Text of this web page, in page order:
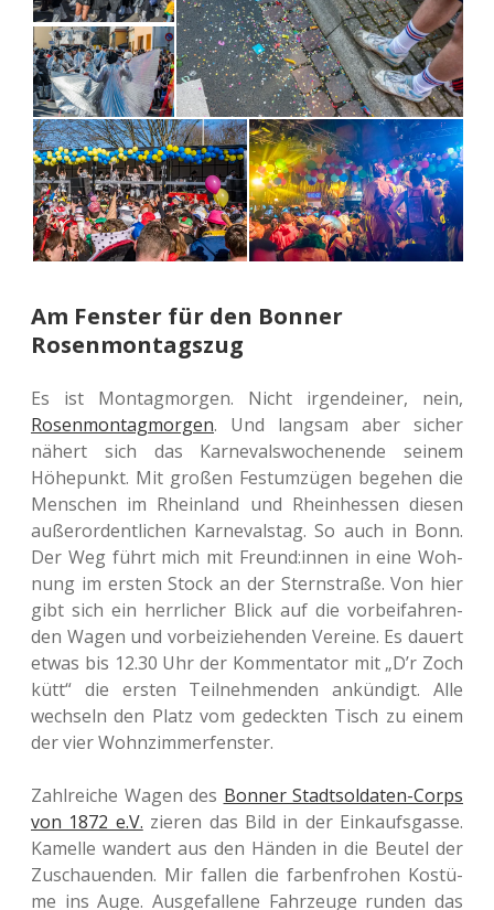
Am Fenster für den Bonner
Rosenmontagszug
Es ist Mon­tag­mor­gen. Nicht irgend­ei­ner, nein,
Rosen­mon­tag­mor­gen. Und lang­sam aber sicher
nähert sich das Kar­ne­vals­wo­chen­en­de seinem
Höhe­punkt. Mit großen Fest­um­zü­gen bege­hen die
Men­schen im Rhein­land und Rhein­hes­sen diesen
außer­or­dent­li­chen Kar­ne­vals­tag. So auch in Bonn.
Der Weg führt mich mit Freund:innen in eine Woh­
nung im ersten Stock an der Stern­stra­ße. Von hier
gibt sich ein herr­li­cher Blick auf die vor­bei­fah­ren­
den Wagen und vor­bei­zie­hen­den Ver­ei­ne. Es dauert
etwas bis 12.30 Uhr der Kom­men­ta­tor mit „D’r Zoch
kütt“ die ersten Teil­neh­men­den ankün­digt. Alle
wech­seln den Platz vom gedeck­ten Tisch zu einem
der vier Wohnzimmerfenster.
Zahl­rei­che Wagen des Bonner Stadt­sol­da­ten-Corps
von 1872 e.V. zieren das Bild in der Ein­kaufs­gas­se.
Kamel­le wan­dert aus den Händen in die Beutel der
Zuschau­en­den. Mir fallen die far­ben­fro­hen Kos­tü­
me ins Auge. Aus­ge­fal­le­ne Fahr­zeu­ge runden das